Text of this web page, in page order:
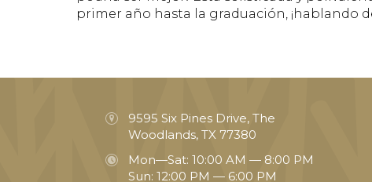
primer año hasta la graduación, ¡hablando
9595 Six Pines Drive, The
Woodlands, TX 77380
Mon—Sat: 10:00 AM — 8:00 PM
Sun: 12:00 PM — 6:00 PM